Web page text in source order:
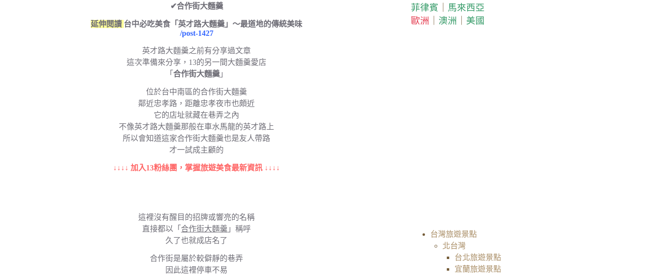
✔合作街大麵羹
延伸閱讀 台中必吃美食「英才路大麵羹」～最道地的傳統美味
/post-1427
英才路大麵羹之前有分享過文章
這次準備來分享，13的另一間大麵羹愛店
「合作街大麵羹 」
位於台中南區的合作街大麵羹
鄰近忠孝路，距離忠孝夜市也頗近
它的店址就藏在巷弄之內
不像英才路大麵羹那般在車水馬龍的英才路上
所以會知道這家合作街大麵羹也是友人帶路
才一試成主顧的
↓↓↓↓ 加入13粉絲團，掌握旅遊美食最新資訊 ↓↓↓↓
這裡沒有醒目的招牌或響亮的名稱
直接都以「 合作街大麵羹 」稱呼
久了也就成店名了
合作街是屬於較僻靜的巷弄
因此這裡停車不易
菲律賓
馬來西亞
歐洲
澳洲 美國
台灣旅遊景點
北台灣
台北旅遊景點
宜蘭旅遊景點